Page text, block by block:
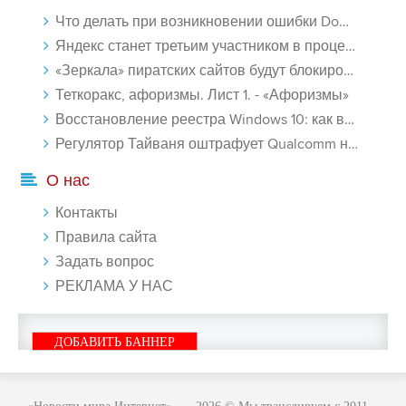
Что делать при возникновении ошибки Download interrupted в Chrome - «Windows»
Яндекс станет третьим участником в процессе ФАС против Google - «Интернет»
«Зеркала» пиратских сайтов будут блокироваться! - «Интернет»
Теткоракс, афоризмы. Лист 1. - «Афоризмы»
Восстановление реестра Windows 10: как восстановить реестр Виндовс 10 - «Windows»
Регулятор Тайваня оштрафует Qualcomm на $774 млн - «Новости сети»
О нас
Контакты
Правила сайта
Задать вопрос
РЕКЛАМА У НАС
ДОБАВИТЬ БАННЕР